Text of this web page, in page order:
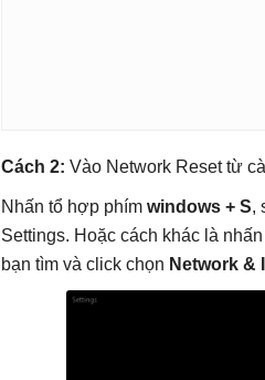
Cách 2: Vào Network Reset từ
Nhấn tổ hợp phím windows + S,
Settings. Hoặc cách khác là
bạn tìm và click chọn Network &